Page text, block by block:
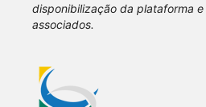
disponibilização da plataforma
associados.